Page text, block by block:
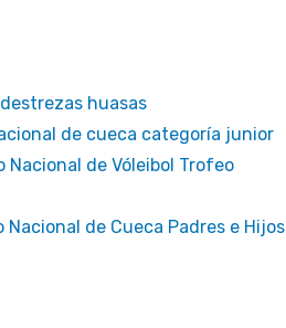
huasas
de cueca categoría junior
Nacional de Vóleibol Trofeo
de Cueca Padres e Hijos